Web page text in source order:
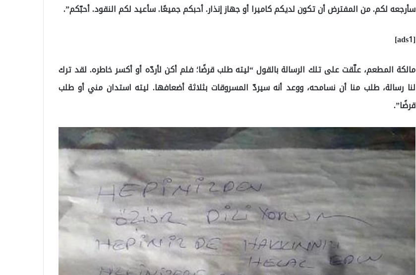
سأرجعه لكم. من المفترض أن تكون لديكم كاميرا أو جهاز إنذار. أحبكم جميعًا. سأعيد لكم النقود. أحبّكم”.
[ads1]
مالكة المطعم، علّقت على تلك الرسالة بالقول “ليته طلب قرضًا؛ فلم أكن لأردّه أو أكسر خاطره. لقد ترك
لنا رسالة، طلب منا أن نسامحه، ووعد أنه سيردّ المسروقات بثلاثة أضعافها. ليته استدان مني أو طلب
قرضًا”.